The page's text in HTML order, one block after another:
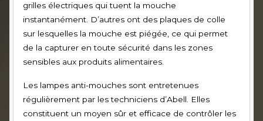
grilles électriques qui tuent la mouche
instantanément. D’autres ont des plaques de colle
sur lesquelles la mouche est piégée, ce qui permet
de la capturer en toute sécurité dans les zones
sensibles aux produits alimentaires.
Les lampes anti-mouches sont entretenues
régulièrement par les techniciens d’Abell. Elles
constituent un moyen sûr et efficace de contrôler les